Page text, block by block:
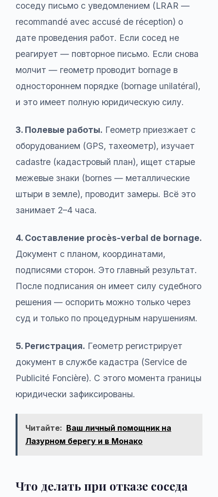
соседу письмо с уведомлением (LRAR —
recommandé avec accusé de réception) о
дате проведения работ. Если сосед не
реагирует — повторное письмо. Если снова
молчит — геометр проводит bornage в
одностороннем порядке (bornage unilatéral),
и это имеет полную юридическую силу.
3. Полевые работы. Геометр приезжает с
оборудованием (GPS, тахеометр), изучает
cadastre (кадастровый план), ищет старые
межевые знаки (bornes — металлические
штыри в земле), проводит замеры. Всё это
занимает 2–4 часа.
4. Составление procès-verbal de bornage.
Документ с планом, координатами,
подписями сторон. Это главный результат.
После подписания он имеет силу судебного
решения — оспорить можно только через
суд и только по процедурным нарушениям.
5. Регистрация. Геометр регистрирует
документ в службе кадастра (Service de
Publicité Foncière). С этого момента границы
юридически зафиксированы.
Читайте: Ваш личный помощник на
Лазурном берегу и в Монако
Что делать при отказе соседа